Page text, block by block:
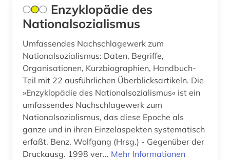
bauausführung (1)
bauhandwerk (1)
bauleistung (1)
baumart (1)
baumaßnahme (1)
bauordnungsrecht (3)
bauprodukt (3)
baurecht (7)
Rheinland-Pfalz (3)
Rumänien (1)
Russland, Sowjetunion (4)
Saarland (1)
Sachsen (3)
Enzyklopädie des
Nationalsozialismus
Umfassendes Nachschlagewerk zum
Nationalsozialismus: Daten, Begriffe,
Organisationen, Kurzbiographien, Handbuch-
Teil mit 22 ausführlichen Überblicksartikeln. Die
»Enzyklopädie des Nationalsozialismus« ist ein
umfassendes Nachschlagewerk zum
Nationalsozialismus, das diese Epoche als
ganze und in ihren Einzelaspekten systematisch
erfaßt. Benz, Wolfgang (Hrsg.) - Gegenüber der
Druckausg. 1998 ver... Mehr Informationen